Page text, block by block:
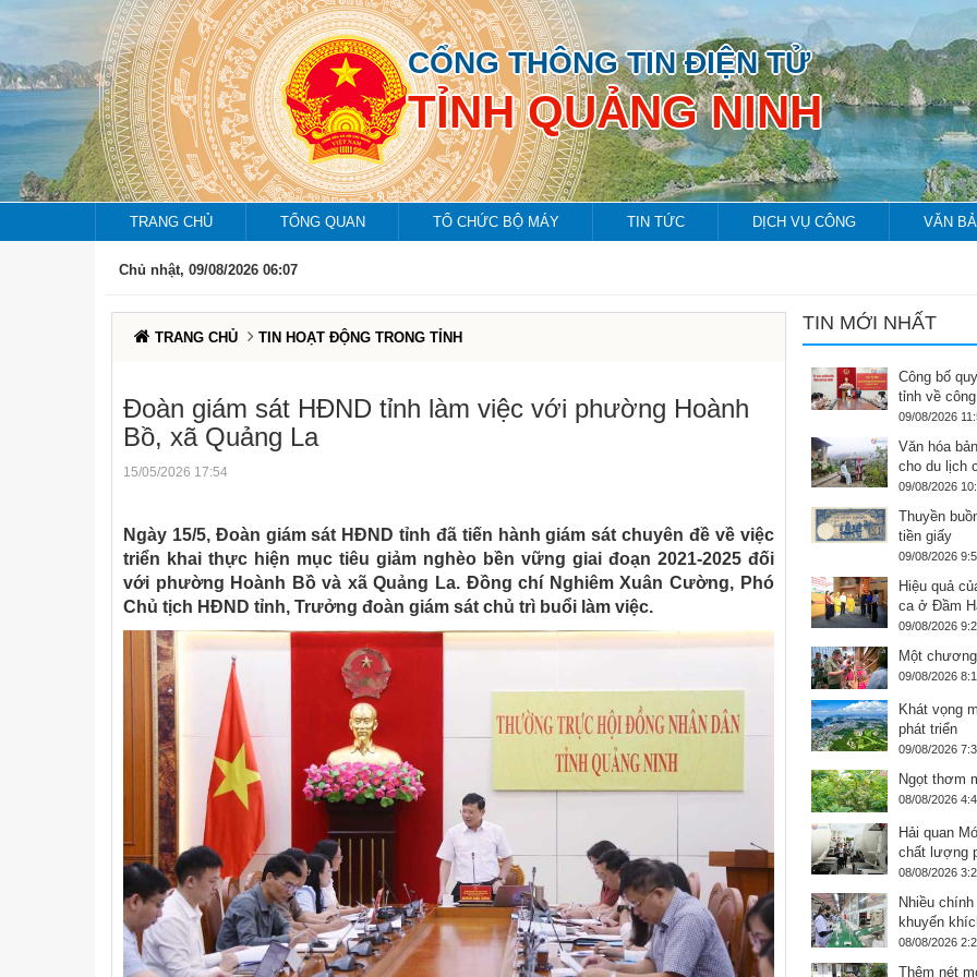
CỔNG THÔNG TIN ĐIỆN TỬ
TỈNH QUẢNG NINH
TRANG CHỦ TỔNG QUAN TỔ CHỨC BỘ MÁY TIN TỨC DỊCH VỤ CÔNG VĂN
Chủ nhật, 09/08/2026 06:07
TRANG CHỦ TIN HOẠT ĐỘNG TRONG TỈNH
Đoàn giám sát HĐND tỉnh làm việc với phường Hoành
Bồ, xã Quảng La
15/05/2026 17:54
Ngày 15/5, Đoàn giám sát HĐND tỉnh đã tiến hành giám sát chuyên đề về việc
triển khai thực hiện mục tiêu giảm nghèo bền vững giai đoạn 2021-2025 đối
với phường Hoành Bồ và xã Quảng La. Đồng chí Nghiêm Xuân Cường, Phó
Chủ tịch HĐND tỉnh, Trưởng đoàn giám sát chủ trì buổi làm việc.
TIN MỚI NHẤT
Công bố
tỉnh về
09/08/2026
Văn hóa
cho du lịch
09/08/2026
Thuyền
tiền giấy
09/08/2026
Hiệu quả
ca ở Đầm
09/08/2026
Một
09/08/2026
Khát vọng
phát triển
09/08/2026
Ngọt thơm
08/08/2026
Hải quan
chất lượng
08/08/2026
Nhiều
khuyến
08/08/2026
Thêm nét